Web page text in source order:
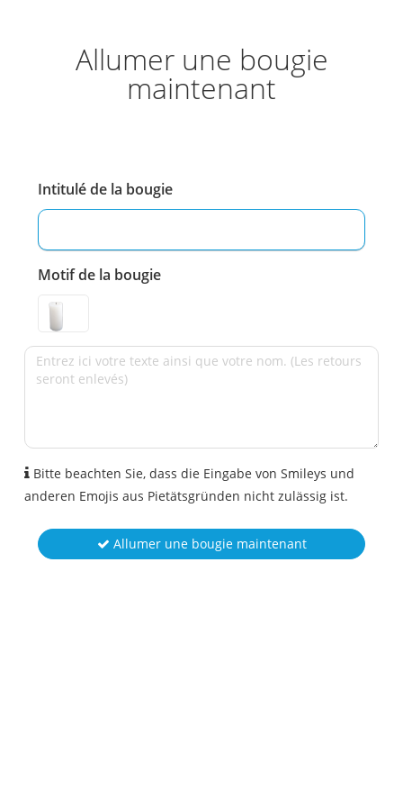
Allumer une bougie
maintenant
Intitulé de la bougie
Motif de la bougie
Bitte beachten Sie, dass die Eingabe von Smileys und
anderen Emojis aus Pietätsgründen nicht zulässig ist.
Allumer une bougie maintenant